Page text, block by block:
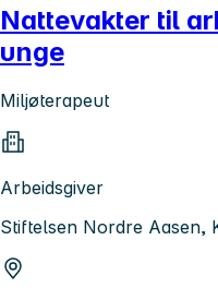
Nattevakter til
unge
Miljøterapeut
Arbeidsgiver
Stiftelsen Nordre Aasen,